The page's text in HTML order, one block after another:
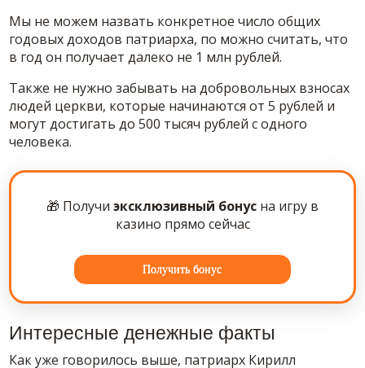
Мы не можем назвать конкретное число общих
годовых доходов патриарха, по можно считать, что
в год он получает далеко не 1 млн рублей.
Также не нужно забывать на добровольных взносах
людей церкви, которые начинаются от 5 рублей и
могут достигать до 500 тысяч рублей с одного
человека.
🎁 Получи эксклюзивный бонус на игру в
казино прямо сейчас
Получить бонус
Интересные денежные факты
Как уже говорилось выше, патриарх Кирилл